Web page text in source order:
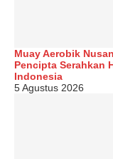
Muay Aerobik
Pencipta Serahkan
Indonesia
5 Agustus 2026